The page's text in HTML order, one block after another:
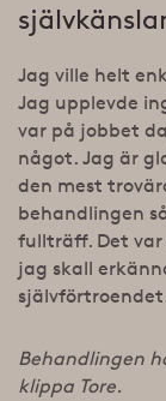
Jag ville helt
Jag upplevde
var på jobbet
något. Jag är
den mest
behandlingen
fullträff. Det
jag skall
Behandlingen
klippa Tore.